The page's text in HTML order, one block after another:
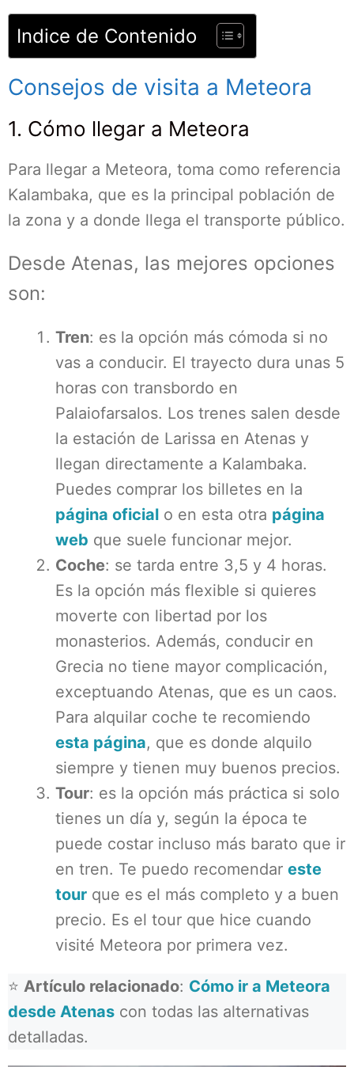
Indice de Contenido
Consejos de visita a Meteora
1. Cómo llegar a Meteora
Para llegar a Meteora, toma como referencia
Kalambaka, que es la principal población de
la zona y a donde llega el transporte público.
Desde Atenas, las mejores opciones
son:
Tren: es la opción más cómoda si no
vas a conducir. El trayecto dura unas 5
horas con transbordo en
Palaiofarsalos. Los trenes salen desde
la estación de Larissa en Atenas y
llegan directamente a Kalambaka.
Puedes comprar los billetes en la
página oficial o en esta otra página
web que suele funcionar mejor.
Coche: se tarda entre 3,5 y 4 horas.
Es la opción más flexible si quieres
moverte con libertad por los
monasterios. Además, conducir en
Grecia no tiene mayor complicación,
exceptuando Atenas, que es un caos.
Para alquilar coche te recomiendo
esta página, que es donde alquilo
siempre y tienen muy buenos precios.
Tour: es la opción más práctica si solo
tienes un día y, según la época te
puede costar incluso más barato que ir
en tren. Te puedo recomendar este
tour que es el más completo y a buen
precio. Es el tour que hice cuando
visité Meteora por primera vez.
⭐ Artículo relacionado: Cómo ir a Meteora
desde Atenas con todas las alternativas
detalladas.